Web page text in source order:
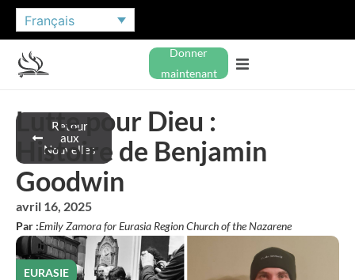
Français
Donner
maintenant
Retour
aux
Nouvelles
Lutte pour Dieu :
Histoire de Benjamin
Goodwin
avril 16, 2025
Par :Emily Zamora for Eurasia Region Church of the Nazarene
EURASIE